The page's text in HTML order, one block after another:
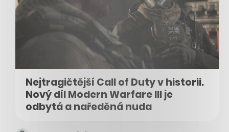
Nejtragičtější Call of Duty v historii.
Nový díl Modern Warfare III je
odbytá a naředěná nuda